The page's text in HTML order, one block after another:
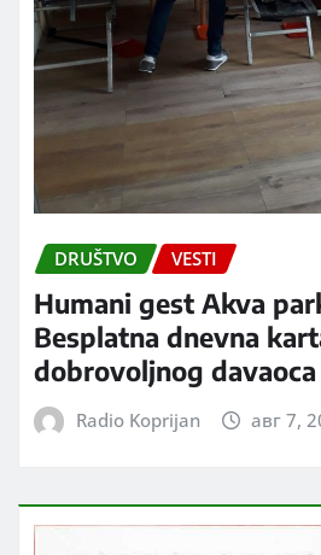
DRUŠTVO VESTI
Humani gest Akva
Besplatna dnevna
dobrovoljnog
Radio Koprijan авг 7,